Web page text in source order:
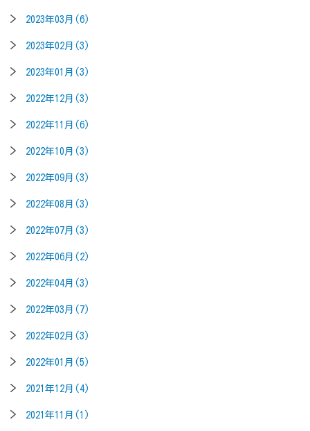
2023年03月(6)
2023年02月(3)
2023年01月(3)
2022年12月(3)
2022年11月(6)
2022年10月(3)
2022年09月(3)
2022年08月(3)
2022年07月(3)
2022年06月(2)
2022年04月(3)
2022年03月(7)
2022年02月(3)
2022年01月(5)
2021年12月(4)
2021年11月(1)